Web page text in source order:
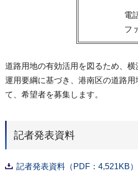
電
フ
道路⽤地の有効活⽤を図るため、
運⽤要綱に基づき、港南区の道路
て、希望者を募集します。
記者発表資料
記者発表資料（PDF：4,521KB）